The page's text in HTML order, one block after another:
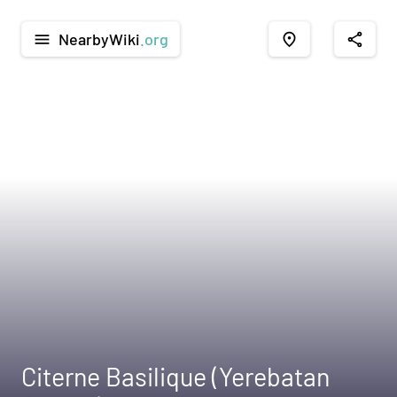
menu NearbyWiki .org place share
Citerne Basilique (Yerebatan